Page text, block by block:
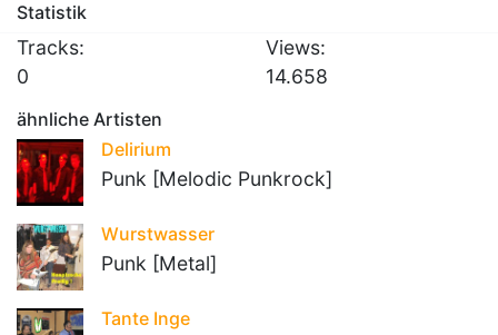
Statistik
Tracks:
0
Views:
14.658
ähnliche Artisten
Delirium
Punk [Melodic Punkrock]
Wurstwasser
Punk [Metal]
Tante Inge